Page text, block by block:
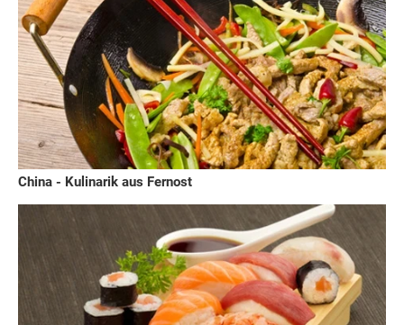
China - Kulinarik aus Fernost